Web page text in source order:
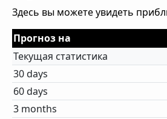
Здесь вы можете увидеть
Прогноз на
Текущая статистика
30 days
60 days
3 months